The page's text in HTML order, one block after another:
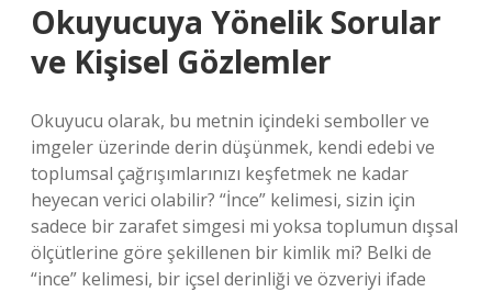
Okuyucuya Yönelik Sorular
ve Kişisel Gözlemler
Okuyucu olarak, bu metnin içindeki semboller ve
imgeler üzerinde derin düşünmek, kendi edebi ve
toplumsal çağrışımlarınızı keşfetmek ne kadar
heyecan verici olabilir? “İnce” kelimesi, sizin için
sadece bir zarafet simgesi mi yoksa toplumun dışsal
ölçütlerine göre şekillenen bir kimlik mi? Belki de
“ince” kelimesi, bir içsel derinliği ve özveriyi ifade